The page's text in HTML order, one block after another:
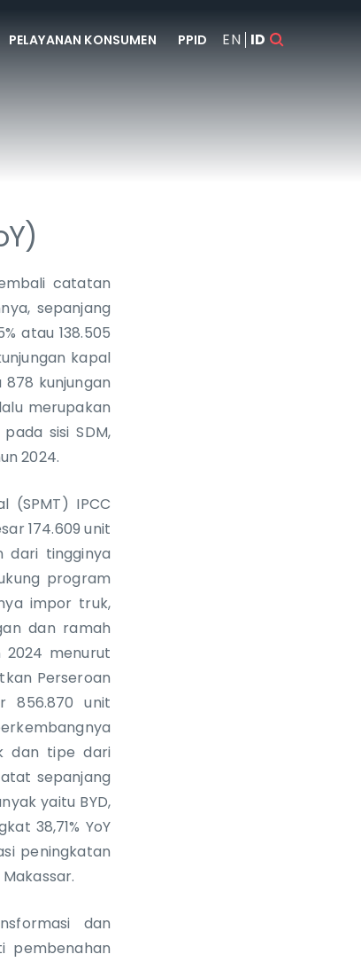
PELAYANAN KONSUMEN PPID EN ID
catatan
sepanjang
atau 138.505
kapal
kunjungan
merupakan
sisi SDM,
2024.
(SPMT) IPCC
174.609 unit
dari tingginya
program
impor truk,
dan ramah
2024 menurut
Perseroan
856.870 unit
dan tipe dari
sepanjang
yaitu BYD,
38,71% YoY
peningkatan
dan
pembenahan